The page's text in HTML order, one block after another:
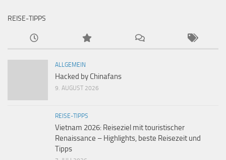
REISE-TIPPS
ALLGEMEIN
Hacked by Chinafans
9. AUGUST 2026
REISE-TIPPS
Vietnam 2026: Reiseziel mit touristischer
Renaissance – Highlights, beste Reisezeit und
Tipps